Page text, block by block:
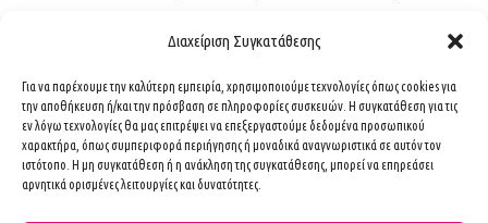
Διαχείριση Συγκατάθεσης
Για να παρέχουμε την καλύτερη εμπειρία, χρησιμοποιούμε τεχνολογίες όπως cookies για
την αποθήκευση ή/και την πρόσβαση σε πληροφορίες συσκευών. Η συγκατάθεση για τις
εν λόγω τεχνολογίες θα μας επιτρέψει να επεξεργαστούμε δεδομένα προσωπικού
χαρακτήρα, όπως συμπεριφορά περιήγησης ή μοναδικά αναγνωριστικά σε αυτόν τον
ιστότοπο. Η μη συγκατάθεση ή η ανάκληση της συγκατάθεσης, μπορεί να επηρεάσει
αρνητικά ορισμένες λειτουργίες και δυνατότητες.
χειρουργική ογκολογία και αποκατάσταση του
μαστού, την ακτινοθεραπεία , των
ακτινολογικών εξετάσεων λαμβάνονται από
ομάδα εξειδικευμένων επιστημόνων
διαφορετικών ειδικοτήτων με μεγάλη εμπειρία
στον μαστό.